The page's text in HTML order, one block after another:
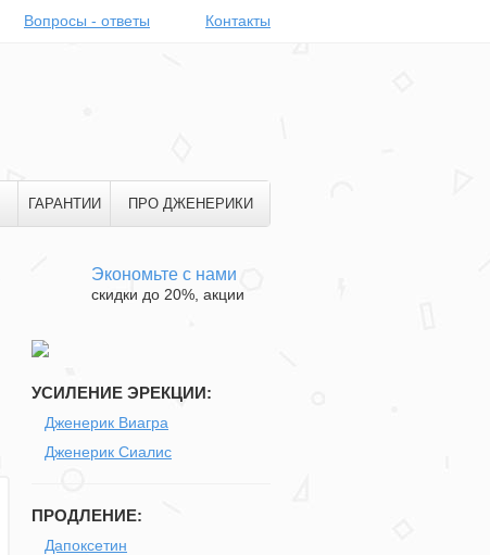
Вопросы - ответы Контакты
ГАРАНТИИ ПРО ДЖЕНЕРИКИ
Экономьте с нами
скидки до 20%, акции
УСИЛЕНИЕ ЭРЕКЦИИ:
Дженерик Виагра
Дженерик Сиалис
ПРОДЛЕНИЕ:
Дапоксетин